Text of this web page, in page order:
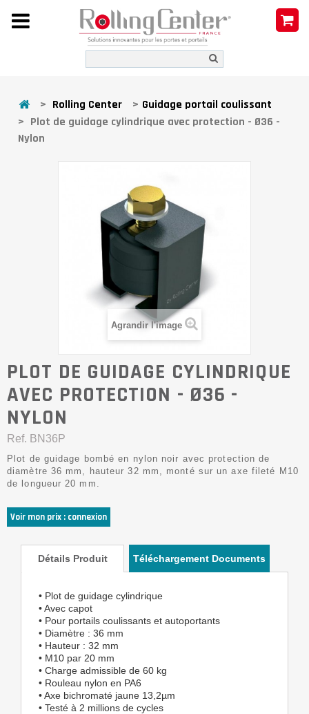
> Rolling Center > Guidage portail coulissant
> Plot de guidage cylindrique avec protection - Ø36 -
Nylon
Agrandir l'image
PLOT DE GUIDAGE CYLINDRIQUE
AVEC PROTECTION - Ø36 -
NYLON
Ref. BN36P
Plot de guidage bombé en nylon noir avec protection de
diamètre 36 mm, hauteur 32 mm, monté sur un axe fileté M10
de longueur 20 mm.
Voir mon prix : connexion
Détails Produit Téléchargement Documents
• Plot de guidage cylindrique
• Avec capot
• Pour portails coulissants et autoportants
• Diamètre : 36 mm
• Hauteur : 32 mm
• M10 par 20 mm
• Charge admissible de 60 kg
• Rouleau nylon en PA6
• Axe bichromaté jaune 13,2µm
• Testé à 2 millions de cycles